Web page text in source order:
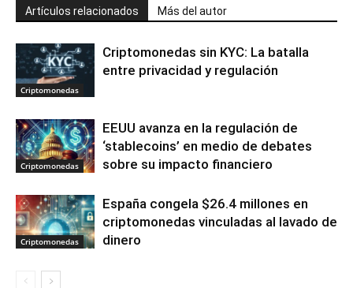
Artículos relacionados Más del autor
Criptomonedas
Criptomonedas sin KYC: La batalla
entre privacidad y regulación
Criptomonedas
EEUU avanza en la regulación de
‘stablecoins’ en medio de debates
sobre su impacto financiero
Criptomonedas
España congela $26.4 millones en
criptomonedas vinculadas al lavado de
dinero